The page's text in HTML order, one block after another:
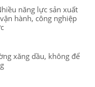
năng lực sản xuất
hành, công nghiệp
xăng dầu, không để